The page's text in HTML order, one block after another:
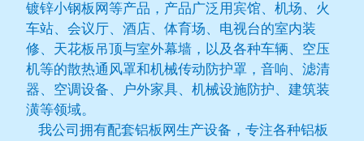
镀锌小钢板网等产品，产品广泛用宾馆、机场、火
车站、会议厅、酒店、体育场、电视台的室内装
修、天花板吊顶与室外幕墙，以及各种车辆、空压
机等的散热通风罩和机械传动防护罩，音响、滤清
器、空调设备、户外家具、机械设施防护、建筑装
潢等领域。
我公司拥有配套铝板网生产设备，专注各种铝板